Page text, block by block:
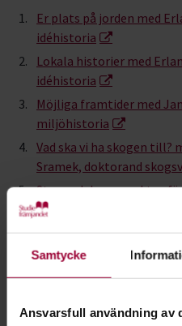
Samtycke
Ansvarsfull användning av
Er plats på jorden med
idéhistoria
Lokala historier med
idéhistoria
Möjliga framtider med
miljöhistoria
Vad ska vi ha skogen till?
Sramek, doktorand
Styrmedel som verktyg
Reimerson, lektor i